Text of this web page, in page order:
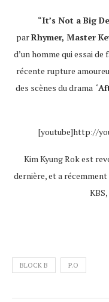
“It’s Not a Big
parRhymer, Master
d’un homme qui essai
récente rupture
des scènes du drama ‘
[youtube]http://
Kim Kyung Rok est
dernière, et a
KBS,
BLOCK B P.O